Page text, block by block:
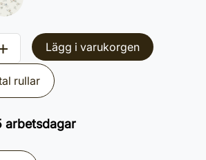
Lägg i varukorgen
rullar
arbetsdagar